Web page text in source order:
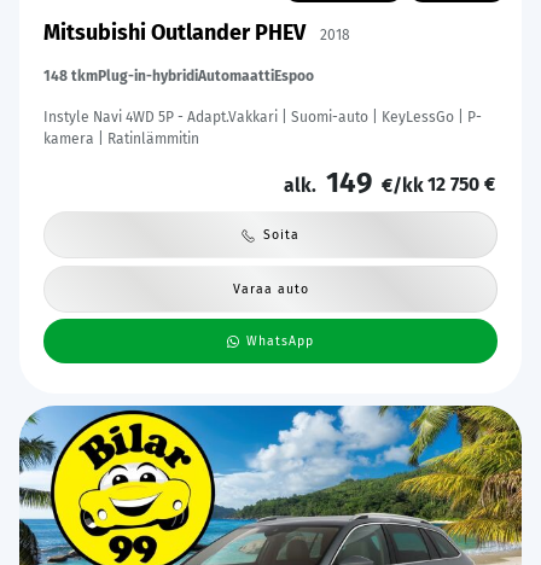
Mitsubishi Outlander PHEV 2018
148 tkmPlug-in-hybridiAutomaattiEspoo
Instyle Navi 4WD 5P - Adapt.Vakkari | Suomi-auto | KeyLessGo | P-
kamera | Ratinlämmitin
alk. 149 €/kk12 750 €
Soita
Varaa auto
WhatsApp